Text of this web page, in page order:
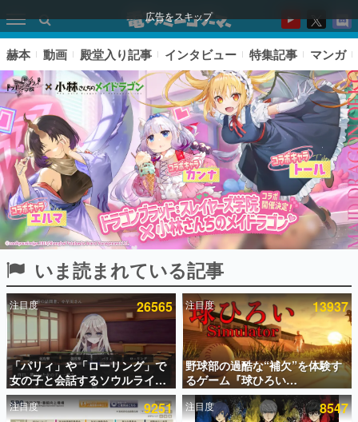
広告をスキップ
ピックアップ
電ファミのいま読まれている記事ランキング
アプリセール情報
インタビュー
赫本 動画 殿堂入り記事 インタビュー 特集記事 マンガ
いま読まれている記事
注目度 26565
「パリィ」や「ローリング」で
女の子と会話するソウルライク
恋愛ゲーム『小早川さんはソウ
ルライク』無料公開。返事に失
注目度 13937
野球部の過酷な“補欠”を体験す
るゲーム『球ひろい
Simulator』が「1件」のウィッ
シュリストをもとにチェコ語に
注目度 9251 注目度 8547